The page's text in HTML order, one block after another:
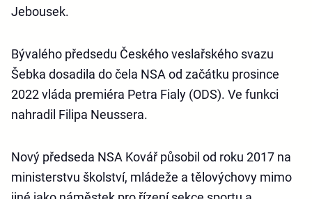
Jebousek.
Bývalého předsedu Českého veslařského svazu
Šebka dosadila do čela NSA od začátku prosince
2022 vláda premiéra Petra Fialy (ODS). Ve funkci
nahradil Filipa Neussera.
Nový předseda NSA Kovář působil od roku 2017 na
ministerstvu školství, mládeže a tělovýchovy mimo